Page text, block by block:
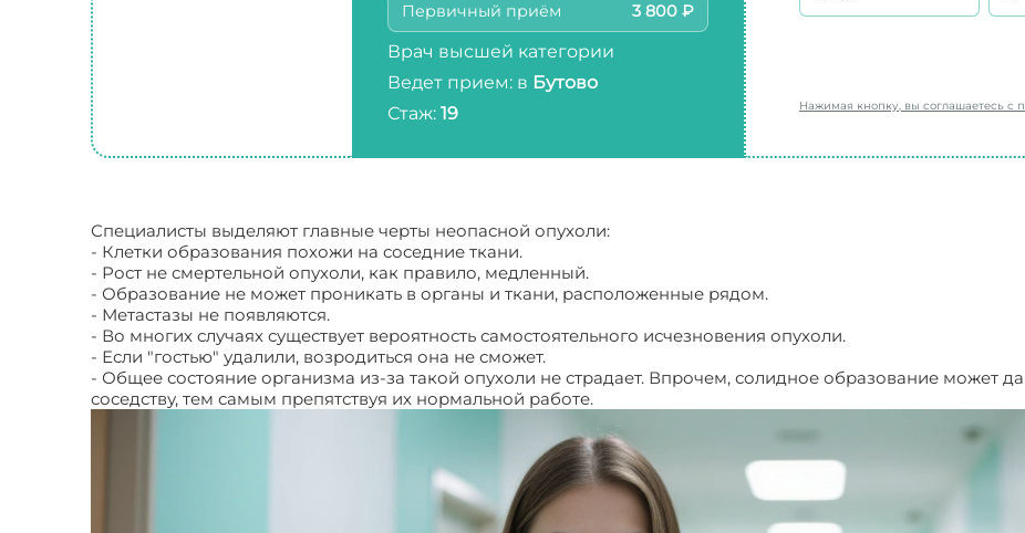
Первичный приём 3 800 ₽
Врач высшей категории
Ведет прием: в Бутово
Стаж: 19 Нажимая кнопку, вы соглашаетесь с
Специалисты выделяют главные черты неопасной опухоли:
- Клетки образования похожи на соседние ткани.
- Рост не смертельной опухоли, как правило, медленный.
- Образование не может проникать в органы и ткани, расположенные рядом.
- Метастазы не появляются.
- Во многих случаях существует вероятность самостоятельного исчезновения опухоли.
- Если "гостью" удалили, возродиться она не сможет.
- Общее состояние организма из-за такой опухоли не страдает. Впрочем, солидное образование может
соседству, тем самым препятствуя их нормальной работе.